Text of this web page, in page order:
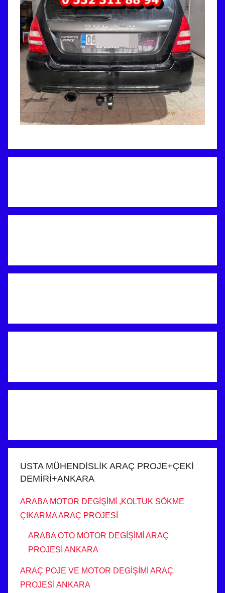
USTA MÜHENDİSLİK ARAÇ PROJE+ÇEKİ
DEMİRİ+ANKARA
ARABA MOTOR DEGİŞİMİ ,KOLTUK SÖKME
ÇIKARMA ARAÇ PROJESİ
ARABA OTO MOTOR DEGİŞİMİ ARAÇ
PROJESİ ANKARA
ARAÇ POJE VE MOTOR DEGİŞİMİ ARAÇ
PROJESİ ANKARA